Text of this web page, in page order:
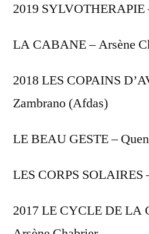
2019 SYLVOTHERAPIE
LA CABANE – Arsène
2018 LES COPAINS
Zambrano (Afdas)
LE BEAU GESTE –
LES CORPS SOLAIRES
2017 LE CYCLE DE LA